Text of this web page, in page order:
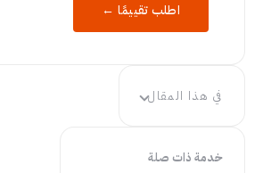
اطلب تقييمًا ←
في هذا المقال
خدمة ذات صلة